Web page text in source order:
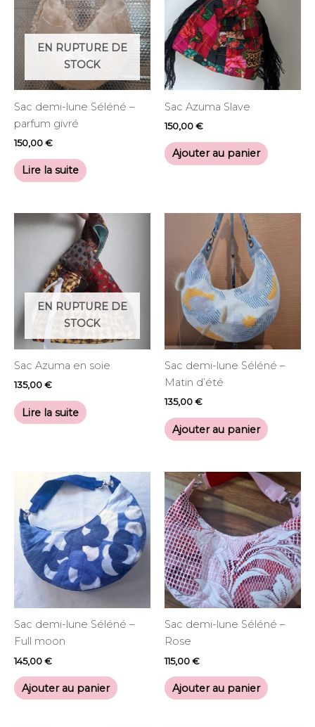
EN RUPTURE DE
STOCK
Sac demi-lune Séléné –
parfum givré
150,00€
Lire la suite
Sac Azuma Slave
150,00€
Ajouter au panier
EN RUPTURE DE
STOCK
Sac Azuma en soie
135,00€
Lire la suite
Sac demi-lune Séléné –
Matin d’été
135,00€
Ajouter au panier
Sac demi-lune Séléné –
Full moon
145,00€
Ajouter au panier
Sac demi-lune Séléné –
Rose
115,00€
Ajouter au panier